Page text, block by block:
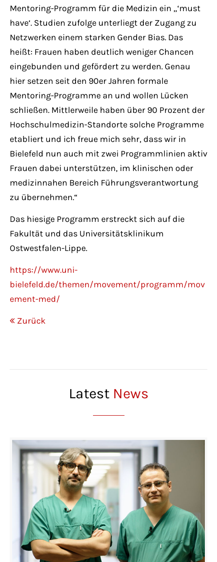
Mentoring-Programm für die Medizin ein „‘must
have‘. Studien zufolge unterliegt der Zugang zu
Netzwerken einem starken Gender Bias. Das
heißt: Frauen haben deutlich weniger Chancen
eingebunden und gefördert zu werden. Genau
hier setzen seit den 90er Jahren formale
Mentoring-Programme an und wollen Lücken
schließen. Mittlerweile haben über 90 Prozent der
Hochschulmedizin-Standorte solche Programme
etabliert und ich freue mich sehr, dass wir in
Bielefeld nun auch mit zwei Programmlinien aktiv
Frauen dabei unterstützen, im klinischen oder
medizinnahen Bereich Führungsverantwortung
zu übernehmen.“
Das hiesige Programm erstreckt sich auf die
Fakultät und das Universitätsklinikum
Ostwestfalen-Lippe.
https://www.uni-
bielefeld.de/themen/movement/programm/mov
ement-med/
Zurück
Latest News